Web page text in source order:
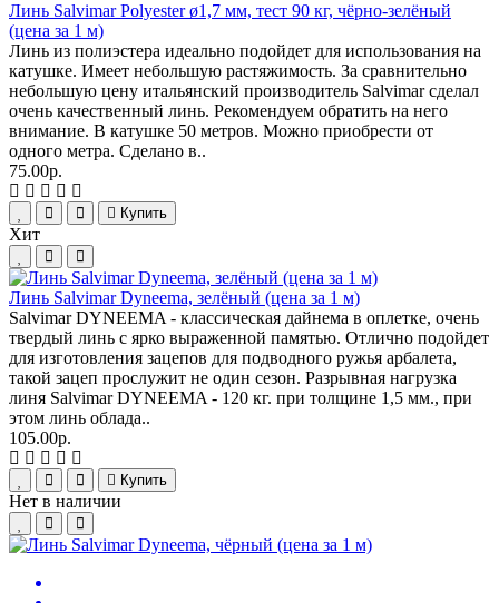
Линь Salvimar Polyester ø1,7 мм, тест 90 кг, чёрно-зелёный
(цена за 1 м)
Линь из полиэстера идеально подойдет для использования на
катушке. Имеет небольшую растяжимость. За сравнительно
небольшую цену итальянский производитель Salvimar сделал
очень качественный линь. Рекомендуем обратить на него
внимание. В катушке 50 метров. Можно приобрести от
одного метра. Сделано в..
75.00р.
Купить
Хит
Линь Salvimar Dyneema, зелёный (цена за 1 м)
Salvimar DYNEEMA - классическая дайнема в оплетке, очень
твердый линь с ярко выраженной памятью. Отлично подойдет
для изготовления зацепов для подводного ружья арбалета,
такой зацеп прослужит не один сезон. Разрывная нагрузка
линя Salvimar DYNEEMA - 120 кг. при толщине 1,5 мм., при
этом линь облада..
105.00р.
Купить
Нет в наличии